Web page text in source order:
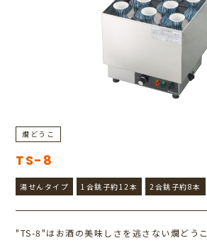
燗どうこ
TS-8
湯せんタイプ 1合銚子約12本 2合銚子約8本
"TS-8"はお酒の美味しさを逃さない燗どうこ